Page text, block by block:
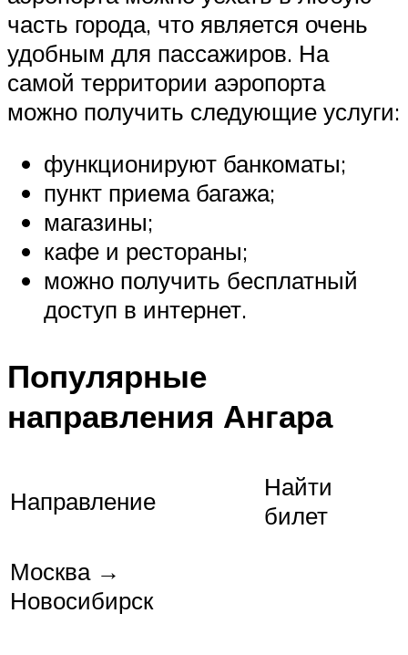
часть города, что является очень
удобным для пассажиров. На
самой территории аэропорта
можно получить следующие услуги:
функционируют банкоматы;
пункт приема багажа;
магазины;
кафе и рестораны;
можно получить бесплатный
доступ в интернет.
Популярные
направления Ангара
Направление
Найти
билет
Москва →
Новосибирск